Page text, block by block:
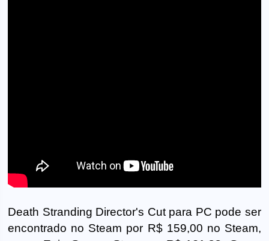
Death Stranding Director's Cut para PC pode ser
encontrado no Steam por R$ 159,00 no Steam,